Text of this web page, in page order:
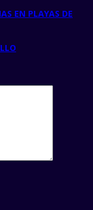
EN PLAYAS DE